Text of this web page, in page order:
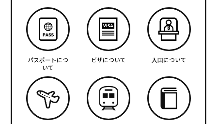
パスポートにつ
いて
ビザについて 入国について